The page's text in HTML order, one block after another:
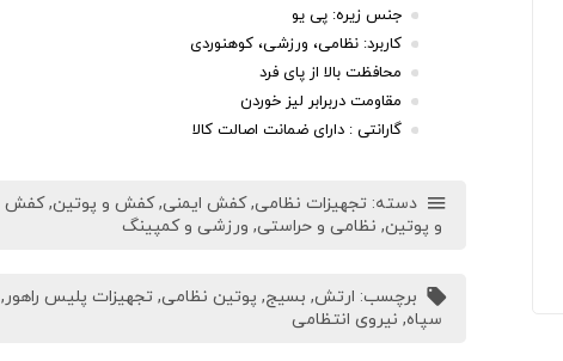
جنس زیره: پی یو
کاربرد: نظامی، ورزشی، کوهنوردی
محافظت بالا از پای فرد
مقاومت دربرابر لیز خوردن
گارانتی : دارای ضمانت اصالت کالا
دسته: تجهیزات نظامی,کفش ایمنی,کفش و پوتین,کفش
و پوتین, نظامی و حراستی, ورزشی و کمپینگ
برچسب: ارتش, بسیج, پوتین نظامی, تجهیزات پلیس راهور,
سپاه, نیروی انتظامی